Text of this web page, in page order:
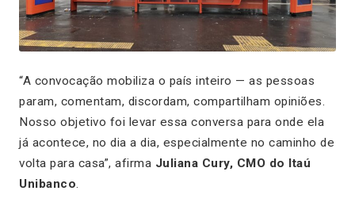
“A convocação mobiliza o país inteiro — as pessoas
param, comentam, discordam, compartilham opiniões.
Nosso objetivo foi levar essa conversa para onde ela
já acontece, no dia a dia, especialmente no caminho de
volta para casa”, afirma Juliana Cury, CMO do Itaú
Unibanco.